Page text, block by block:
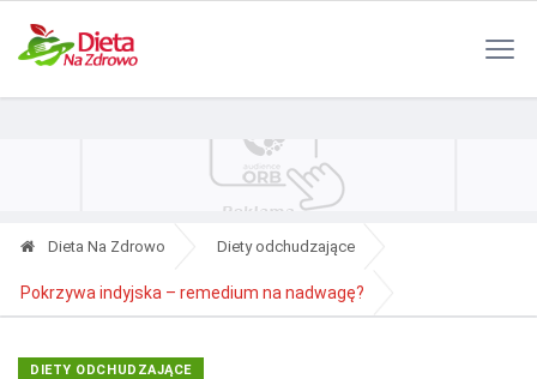
Dieta Na Zdrowo Diety odchudzające
Pokrzywa indyjska – remedium na nadwagę?
DIETY ODCHUDZAJĄCE